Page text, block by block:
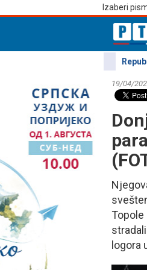
Izaberi
19/04/
logora